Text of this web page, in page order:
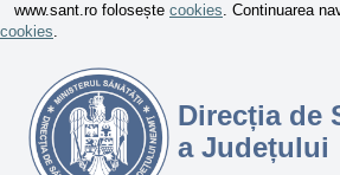
www.sant.ro folosește cookies. Continuarea
cookies.
Direcția de
a Județului